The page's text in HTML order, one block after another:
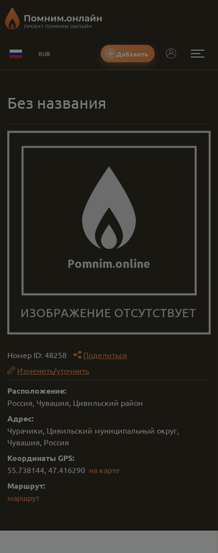
RUB Добавить
Без названия
Номер ID: 48258
Поделиться
Изменить/уточнить
Расположение:
Россия, Чувашия, Цивильский район
Адрес:
Чурачики, Цивильский муниципальный округ,
Чувашия, Россия
Координаты GPS:
55.738144, 47.416290 на карте
Маршрут:
маршрут